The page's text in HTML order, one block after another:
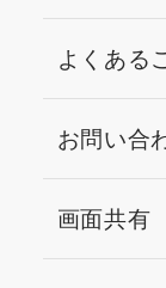
よくある
お問い合
画面共有